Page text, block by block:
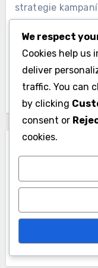
Retargeting:
Strategie
Demand-Side
Integrace
Plánování
strategie kampaní
Display
budoucí soulad
A/B Testování
Strategie a
Archivy
We respect
Cookies help us
deliver
traffic. You can
by clicking
consent or
cookies.